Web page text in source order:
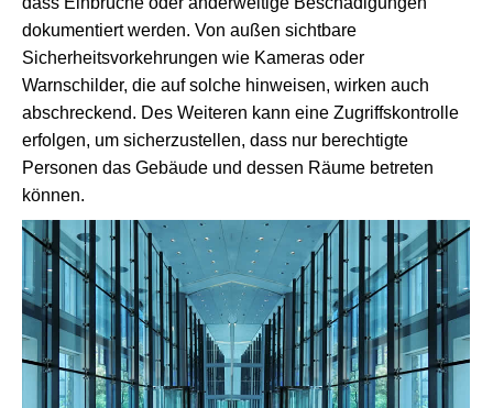
dokumentiert werden. Von außen sichtbare
Sicherheitsvorkehrungen wie Kameras oder
Warnschilder, die auf solche hinweisen, wirken auch
abschreckend. Des Weiteren kann eine Zugriffskontrolle
erfolgen, um sicherzustellen, dass nur berechtigte
Personen das Gebäude und dessen Räume betreten
können.